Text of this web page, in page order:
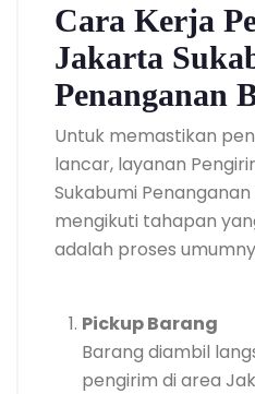
Cara Kerja
Jakarta
Penanganan
Untuk memastikan
lancar, layanan
Sukabumi
mengikuti tahapan
adalah proses
Pickup Barang
Barang diambil
pengirim di area